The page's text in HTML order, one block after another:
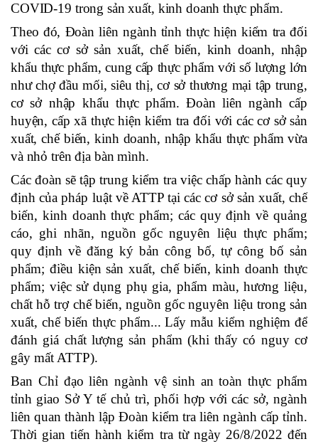
COVID-19 trong sản xuất, kinh doanh thực phẩm.
Theo đó, Đoàn liên ngành tỉnh thực hiện kiểm tra đối
với các cơ sở sản xuất, chế biến, kinh doanh, nhập
khẩu thực phẩm, cung cấp thực phẩm với số lượng lớn
như chợ đầu mối, siêu thị, cơ sở thương mại tập trung,
cơ sở nhập khẩu thực phẩm. Đoàn liên ngành cấp
huyện, cấp xã thực hiện kiểm tra đối với các cơ sở sản
xuất, chế biến, kinh doanh, nhập khẩu thực phẩm vừa
và nhỏ trên địa bàn mình.
Các đoàn sẽ tập trung kiểm tra việc chấp hành các quy
định của pháp luật về ATTP tại các cơ sở sản xuất, chế
biến, kinh doanh thực phẩm; các quy định về quảng
cáo, ghi nhãn, nguồn gốc nguyên liệu thực phẩm;
quy định về đăng ký bản công bố, tự công bố sản
phẩm; điều kiện sản xuất, chế biến, kinh doanh thực
phẩm; việc sử dụng phụ gia, phẩm màu, hương liệu,
chất hỗ trợ chế biến, nguồn gốc nguyên liệu trong sản
xuất, chế biến thực phẩm... Lấy mẫu kiểm nghiệm để
đánh giá chất lượng sản phẩm (khi thấy có nguy cơ
gây mất ATTP).
Ban Chỉ đạo liên ngành vệ sinh an toàn thực phẩm
tỉnh giao Sở Y tế chủ trì, phối hợp với các sở, ngành
liên quan thành lập Đoàn kiểm tra liên ngành cấp tỉnh.
Thời gian tiến hành kiểm tra từ ngày 26/8/2022 đến